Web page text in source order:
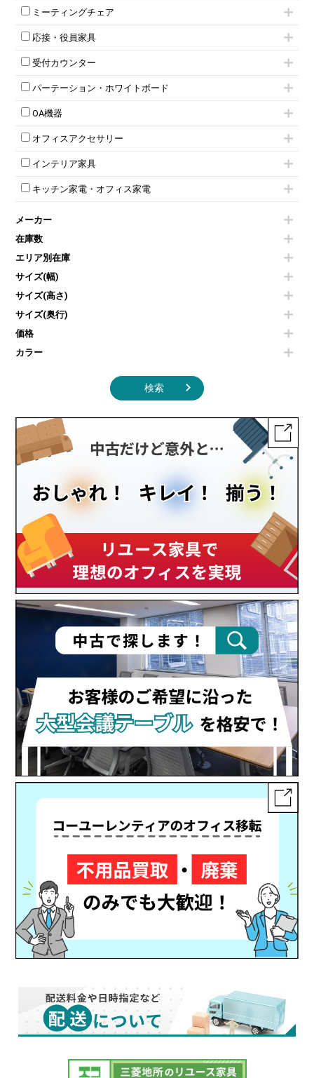
上下連結キャビネット
軽量ラック（スチールラック）
収納家具その他
両開書庫
ラテラル書庫
3人用ロッカー
5人用ロッカー
8人用ロッカー
多人数ロッカー
ダイヤル錠ロッカー
ダイヤル錠ロッカー
ワードローブ・クローゼット
スタッキングテーブル
ネスティングテーブル
カウンターテーブル
T字脚テーブル
会議テーブルW1200～
会議テーブルW1800～
平行スタックテーブル
会議テーブルその他
ミーティングチェア
キャスター付きミーティングチェア
スタッキングミーティングチェア
テーブル付きミーティングチェア
折りたたみミーティングチェア
ハイチェア
ミーティングチェアその他
応接・役員家具
応接セット
応接ソファ
応接チェア
応接・役員家具その他
受付カウンター
ローカウンター
ラウンジカウンター
パーテーション・ホワイトボード
パーテーション
自立タイプパーテーション
パーテーションその他
壁掛けホワイトボード
ホワイトボードその他
OA機器
電話機（ビジネスフォン）
シュレッダー
スクリーン
その他OA機器
オフィスアクセサリー
チェア用台車
演台・講演台・演説台
防音パネル
コートハンガー・ポールハンガー
傘立て
食器棚・キッチンキャビネット
カタログスタンド
オフィスアクセサリーその他
インテリア家具
モールドチェア
ダイニングチェア
カウンターテーブル
センターテーブル・サイドテーブル
ベンチ・スツール
ソファ
シェルフ
ダストボックス（ゴミ箱）
インテリア家具その他
キッチン家電・オフィス家電
冷蔵庫・洗濯機
空気清浄機・加湿器
液晶テレビ・モニター類
エアコン
掃除機
季節家電
メーカー
在庫数
エリア別在庫
サイズ(幅)
サイズ(高さ)
サイズ(奥行)
価格
カラー
検索